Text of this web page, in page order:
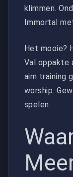
klimmen.
Immortal
Het mooie?
Val oppakte
aim training
worship.
spelen.